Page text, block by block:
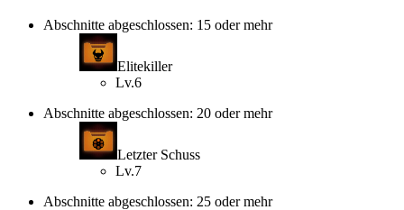
Abschnitte abgeschlossen: 15 oder mehr
Elitekiller
Lv.6
Abschnitte abgeschlossen: 20 oder mehr
Letzter Schuss
Lv.7
Abschnitte abgeschlossen: 25 oder mehr